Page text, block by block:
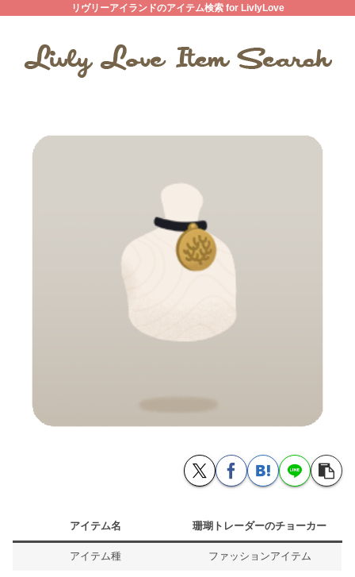
リヴリーアイランドのアイテム検索 for LivlyLove
アイテム名 珊瑚トレーダーのチョーカー
アイテム種 ファッションアイテム